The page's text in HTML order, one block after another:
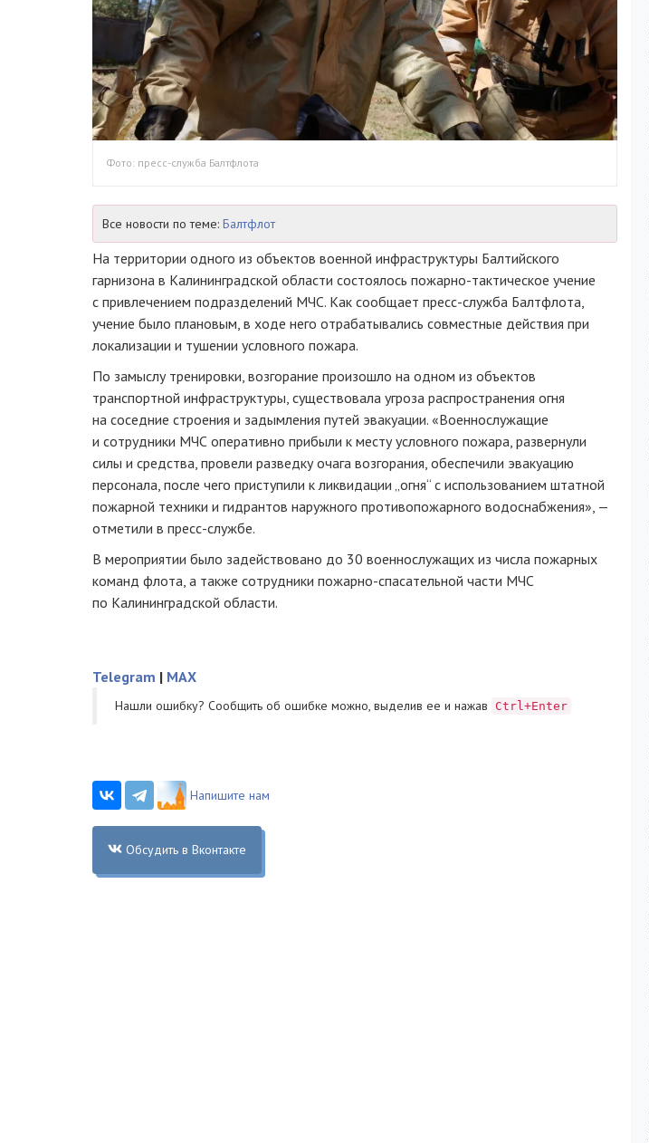
Фото: пресс-служба Балтфлота
Все новости по теме: Балтфлот
На территории одного из объектов военной инфраструктуры Балтийского
гарнизона в Калининградской области состоялось пожарно-тактическое учение
с привлечением подразделений МЧС. Как сообщает пресс-служба Балтфлота,
учение было плановым, в ходе него отрабатывались совместные действия при
локализации и тушении условного пожара.
По замыслу тренировки, возгорание произошло на одном из объектов
транспортной инфраструктуры, существовала угроза распространения огня
на соседние строения и задымления путей эвакуации. «Военнослужащие
и сотрудники МЧС оперативно прибыли к месту условного пожара, развернули
силы и средства, провели разведку очага возгорания, обеспечили эвакуацию
персонала, после чего приступили к ликвидации „огня“ с использованием штатной
пожарной техники и гидрантов наружного противопожарного водоснабжения», —
отметили в пресс-службе.
В мероприятии было задействовано до 30 военнослужащих из числа пожарных
команд флота, а также сотрудники пожарно-спасательной части МЧС
по Калининградской области.
Telegram | MAX
Нашли ошибку? Cообщить об ошибке можно, выделив ее и нажав Ctrl+Enter
Напишите нам
Обсудить в Вконтакте